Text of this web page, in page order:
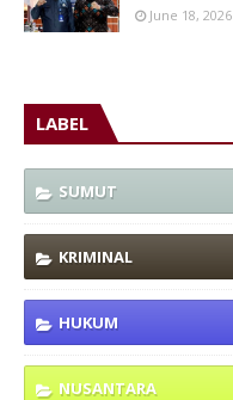
June 18, 2026
LABEL
SUMUT
KRIMINAL
HUKUM
NUSANTARA